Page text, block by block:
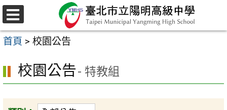
跳
至
主
內
容
區
選
單
首頁 > 校園公告
校園公告- 特教組